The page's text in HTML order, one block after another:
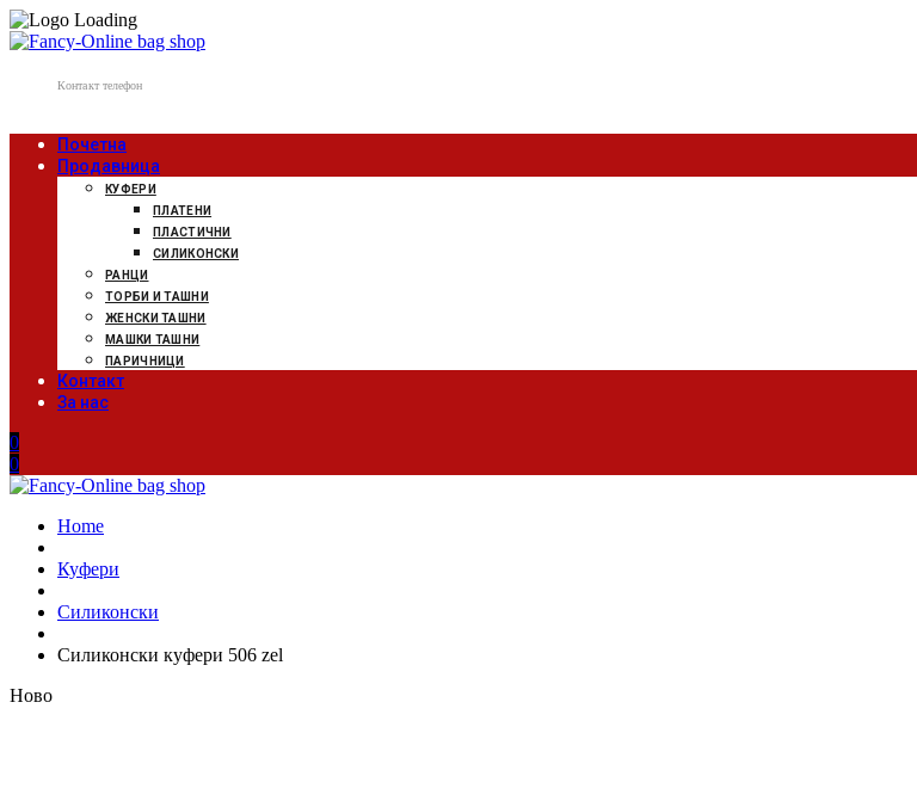
Контакт телефон
Почетна
Продавница
КУФЕРИ
ПЛАТЕНИ
ПЛАСТИЧНИ
СИЛИКОНСКИ
РАНЦИ
ТОРБИ И ТАШНИ
ЖЕНСКИ ТАШНИ
МАШКИ ТАШНИ
ПАРИЧНИЦИ
Контакт
За нас
0
0
Home
Куфери
Силиконски
Силиконски куфери 506 zel
Ново